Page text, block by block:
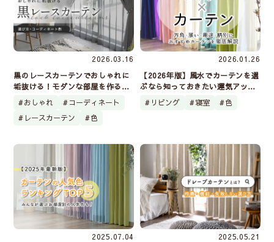
2026.03.16
黒のレースカーテンでおしゃれに
垢抜ける！モダンな部屋を作る選
び方とコーディネート例
おしゃれ
コーディネート
レースカーテン
色
2026.01.26
【2026年版】風水でカーテンを選
ぶなら知っておきたい運気アップ
の選び方を方角・願い・色・柄・
部屋別にご紹介
リビング 寝室 色
2025.07.04
2025.05.21